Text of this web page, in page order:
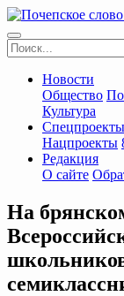
Новости
Общество
Культура
Спецпроекты
Нацпроекты
Редакция
О сайте
На